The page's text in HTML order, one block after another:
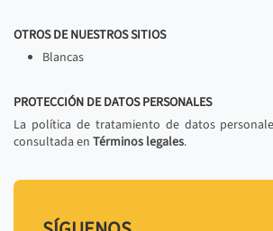
OTROS DE NUESTROS SITIOS
Blancas
PROTECCIÓN DE DATOS PERSONALES
La política de tratamiento de datos
consultada en Términos legales.